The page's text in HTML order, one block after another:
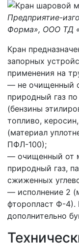
Предприятие-
Форма», ООО ТД
Кран
запорных
применения на
— не очищенный
природный газ
(бензины
топливо,
(материал
ПФЛ-100);
— очищенный от
природный газ,
сжиженных
— исполнение 2
фторопласт Ф-4).
дополнительно